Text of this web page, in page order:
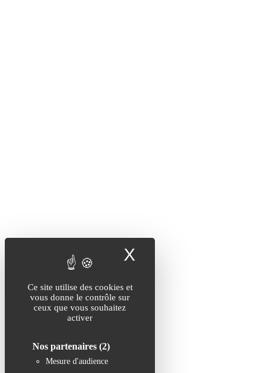
Ce site utilise des cookies et
vous donne le contrôle sur
ceux que vous souhaitez
activer
Nos partenaires (2)
Mesure d'audience
X